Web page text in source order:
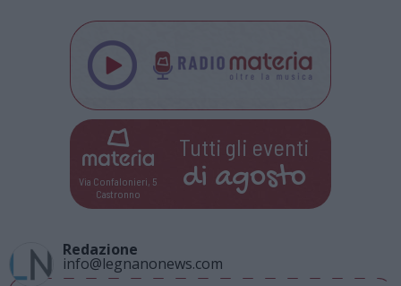
Via Confalonieri, 5
Castronno
Tutti gli eventi
di agosto
Redazione
info@legnanonews.com